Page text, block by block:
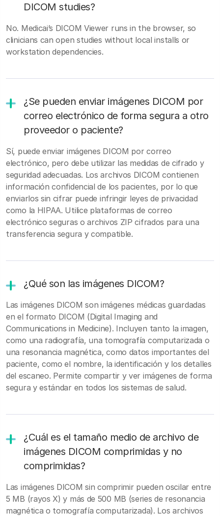
DICOM studies?
No. Medicai’s DICOM Viewer runs in the browser, so
clinicians can open studies without local installs or
workstation dependencies.
¿Se pueden enviar imágenes DICOM por
correo electrónico de forma segura a otro
proveedor o paciente?
Sí, puede enviar imágenes DICOM por correo
electrónico, pero debe utilizar las medidas de cifrado y
seguridad adecuadas. Los archivos DICOM contienen
información confidencial de los pacientes, por lo que
enviarlos sin cifrar puede infringir leyes de privacidad
como la HIPAA. Utilice plataformas de correo
electrónico seguras o archivos ZIP cifrados para una
transferencia segura y compatible.
¿Qué son las imágenes DICOM?
Las imágenes DICOM son imágenes médicas guardadas
en el formato DICOM (Digital Imaging and
Communications in Medicine). Incluyen tanto la imagen,
como una radiografía, una tomografía computarizada o
una resonancia magnética, como datos importantes del
paciente, como el nombre, la identificación y los detalles
del escaneo. Permite compartir y ver imágenes de forma
segura y estándar en todos los sistemas de salud.
¿Cuál es el tamaño medio de archivo de
imágenes DICOM comprimidas y no
comprimidas?
Las imágenes DICOM sin comprimir pueden oscilar entre
5 MB (rayos X) y más de 500 MB (series de resonancia
magnética o tomografía computarizada). Los archivos